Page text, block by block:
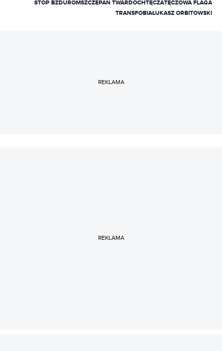
STOP BZDUROMSZCZEPAN TWARDOCHTĘCZATĘCZOWA FLAGA
TRANSFOBIAŁUKASZ ORBITOWSKI
REKLAMA
REKLAMA